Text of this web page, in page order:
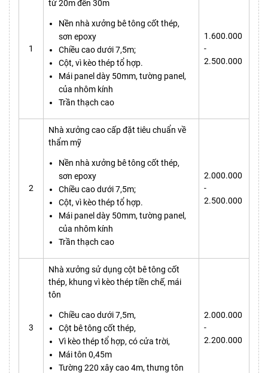
1
từ 20m đến 30m
Nền nhà xưởng bê tông cốt thép,
sơn epoxy
Chiều cao dưới 7,5m;
Cột, vì kèo thép tổ hợp.
Mái panel dày 50mm, tường panel,
của nhôm kính
Trần thạch cao
1.600.000
-
2.500.000
2
Nhà xưởng cao cấp đặt tiêu chuẩn về
thẩm mỹ
Nền nhà xưởng bê tông cốt thép,
sơn epoxy
Chiều cao dưới 7,5m;
Cột, vì kèo thép tổ hợp.
Mái panel dày 50mm, tường panel,
của nhôm kính
Trần thạch cao
2.000.000
-
2.500.000
3
Nhà xưởng sử dụng cột bê tông cốt
thép, khung vì kèo thép tiền chế, mái
tôn
Chiều cao dưới 7,5m,
Cột bê tông cốt thép,
Vì kèo thép tổ hợp, có cửa trời,
Mái tôn 0,45m
Tường 220 xây cao 4m, thưng tôn
2.000.000
-
2.200.000